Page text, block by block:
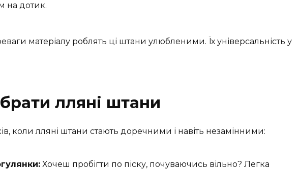
на дотик.
матеріалу роблять ці штани улюбленими. Їх універсальність у
лляні штани
коли лляні штани стають доречними і навіть незамінними:
Хочеш пробігти по піску, почуваючись вільно? Легка